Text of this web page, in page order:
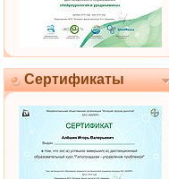
Сертификаты